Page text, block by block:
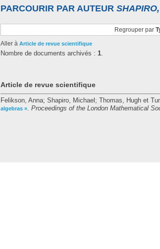
PARCOURIR PAR AUTEUR
Regrouper par
Aller à Article de revue scientifique
Nombre de documents archivés : 1.
Article de revue scientifique
Felikson, Anna; Shapiro, Michael ; Thomas, Hugh et
algebras ». Proceedings of the London Mathematical